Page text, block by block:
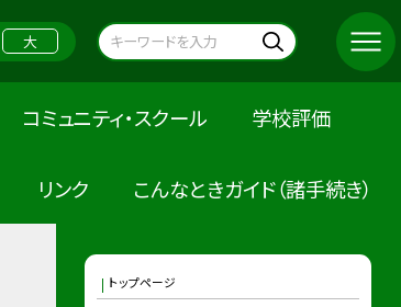
大
コミュニティ・スクール 学校評価
リンク こんなときガイド（諸手続き）
トップページ